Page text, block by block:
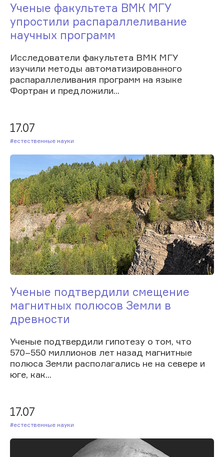
Ученые факультета ВМК МГУ
упростили распараллеливание
научных программ
Исследователи факультета ВМК МГУ
изучили методы автоматизированного
распараллеливания программ на языке
Фортран и предложили...
17.07
#Естественные науки
Ученые подтвердили смещение
магнитных полюсов Земли в
древности
Ученые подтвердили гипотезу о том, что
570–550 миллионов лет назад магнитные
полюса Земли располагались не на севере и
юге, как...
17.07
#Естественные науки